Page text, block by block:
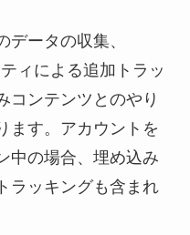
データの収集、
ィによる追加トラッ
コンテンツとのやり
ます。アカウントを
中の場合、埋め込み
ラッキングも含まれ